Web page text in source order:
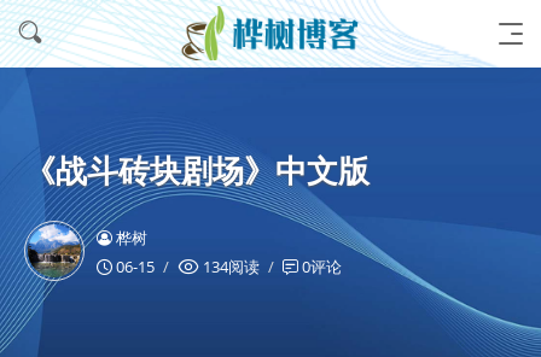
《战斗砖块剧场》中文版
桦树
06-15
134阅读 0评论